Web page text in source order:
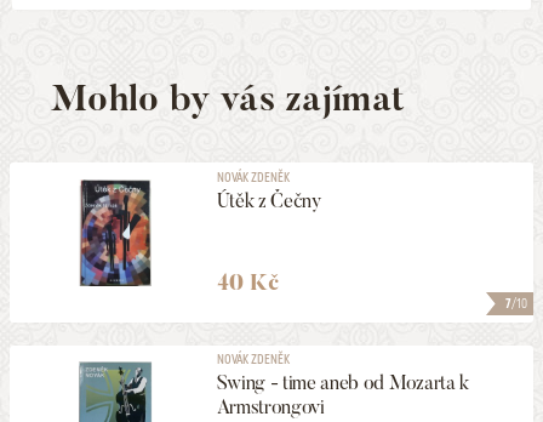
Mohlo by vás zajímat
7/10
NOVÁK ZDENĚK
Útěk z Čečny
40 Kč
NOVÁK ZDENĚK
Swing - time aneb od Mozarta k
Armstrongovi